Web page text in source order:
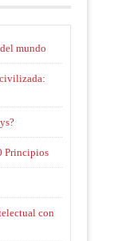
mundo
Principios
con